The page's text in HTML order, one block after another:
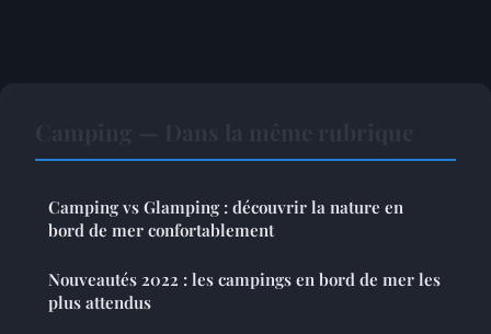
Camping vs Glamping : découvrir la nature en
bord de mer confortablement
Nouveautés 2022 : les campings en bord de mer les
plus attendus